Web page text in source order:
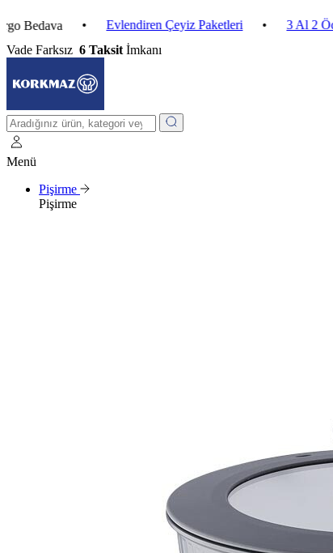
• Evlendiren Çeyiz Paketleri • 3 Al 2 Öde •
Vade Farksız 6 Taksit İmkanı
Menü
Pişirme
Pişirme